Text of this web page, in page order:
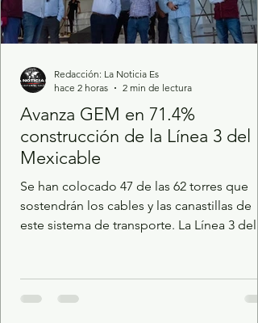
Avanza GEM en 71.4%
construcción de la Línea 3 del
Mexicable
Se han colocado 47 de las 62 torres que
sostendrán los cables y las canastillas de
este sistema de transporte. La Línea 3 del
Gobierno que encabeza la Maestra Delfina
Gómez Álvarez, registra un avance del 71.4
Redacción: La Noticia Es
hace 2 horas
2 min de lectura